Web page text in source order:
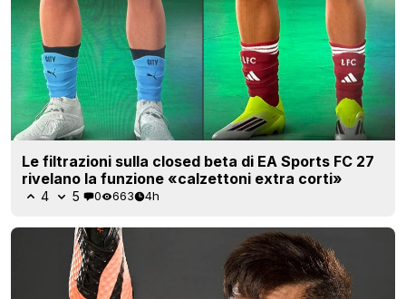
Le filtrazioni sulla closed beta di EA Sports FC 27
rivelano la funzione «calzettoni extra corti»
4 5 0 663 4h